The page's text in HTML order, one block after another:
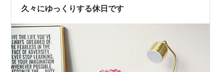
勤時間を含めると、実に1日の半分以上を仕事に費やして
久々にゆっくりする休日です